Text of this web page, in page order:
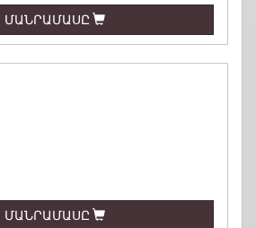
ՄԱՆՐԱՄԱՍԸ
ՄԱՆՐԱՄԱՍԸ